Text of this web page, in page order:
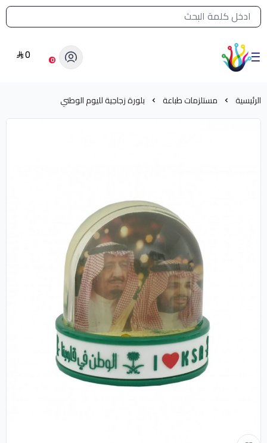
القائمة الرئيسية لمتجر الشرق النادر
الشرق النادر بيع مستلزمات طباعة حرارية 0
0
الرئيسية مستلزمات طباعة بلورة زجاجية لليوم الوطني